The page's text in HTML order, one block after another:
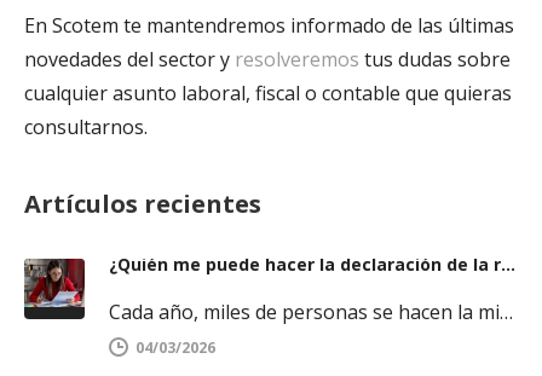
En Scotem te mantendremos informado de las últimas
novedades del sector y resolveremos tus dudas sobre
cualquier asunto laboral, fiscal o contable que quieras
consultarnos.
Artículos recientes
¿Quién me puede hacer la declaración de la renta y cómo elegir bien?
Cada año, miles de personas se hacen la misma pregunta cuando se acerca la campaña del IRPF. Saber quién puede…
04/03/2026